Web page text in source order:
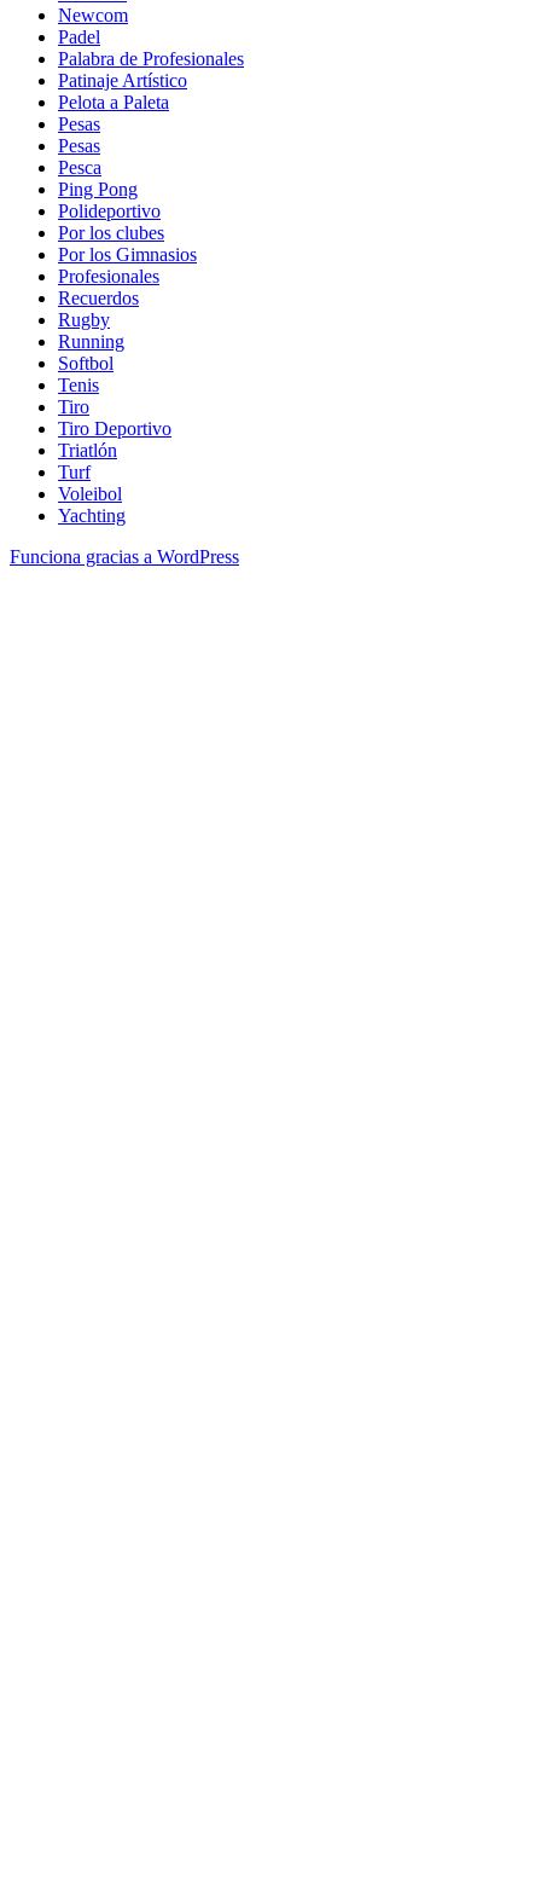
Newcom
Padel
Palabra de Profesionales
Patinaje Artístico
Pelota a Paleta
Pesas
Pesas
Pesca
Ping Pong
Polideportivo
Por los clubes
Por los Gimnasios
Profesionales
Recuerdos
Rugby
Running
Softbol
Tenis
Tiro
Tiro Deportivo
Triatlón
Turf
Voleibol
Yachting
Funciona gracias a WordPress